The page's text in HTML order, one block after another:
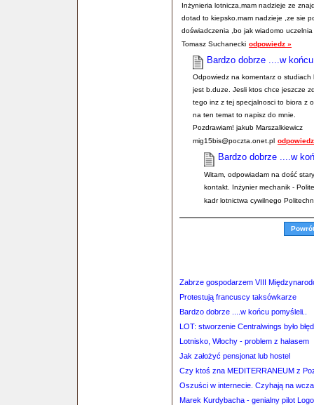
Inżynieria lotnicza,mam nadzieje ze
dotad to kiepsko.mam nadzieje ,ze sie
doświadczenia ,bo jak wiadomo
Tomasz Suchanecki odpowiedz »
Bardzo dobrze ....w
Odpowiedz na komentarz o
jest b.duze. Jesli ktos chce jeszcze
tego inz z tej specjalnosci to biora z
na ten temat to napisz do mnie.
Pozdrawiam! jakub Marszalkiewicz
mig15bis@poczta.onet.pl
Bardzo dobrze ....w
Witam, odpowiadam na dość
kontakt. Inżynier mechanik -
kadr lotnictwa cywilnego
Zabrze gospodarzem VIII
Protestują francuscy taksówkarze
Bardzo dobrze ....w końcu pomyśleli..
LOT: stworzenie Centralwings było
Lotnisko, Włochy - problem z hałasem
Jak założyć pensjonat lub hostel
Czy ktoś zna MEDITERRANEUM z
Oszuści w internecie. Czyhają na
Marek Kurdybacha - genialny pilot